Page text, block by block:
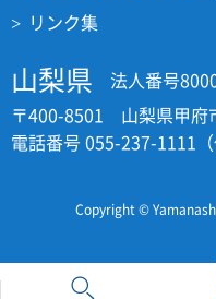
リンク集
山梨県
法人番号
〒400-8501 山梨県甲府
電話番号 055-237-1111（
Copyright ©